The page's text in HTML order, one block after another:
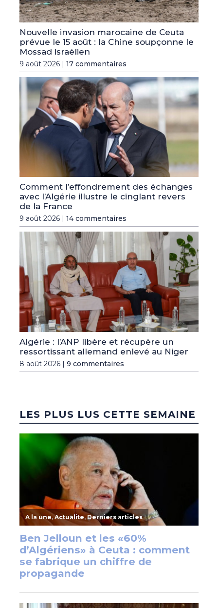
Nouvelle invasion marocaine de Ceuta
prévue le 15 août : la Chine soupçonne le
Mossad israélien
9 août 2026 | 17 commentaires
Comment l’effondrement des échanges
avec l’Algérie illustre le cinglant revers
de la France
9 août 2026 | 14 commentaires
Algérie : l’ANP libère et récupère un
ressortissant allemand enlevé au Niger
8 août 2026 | 9 commentaires
LES PLUS LUS CETTE SEMAINE